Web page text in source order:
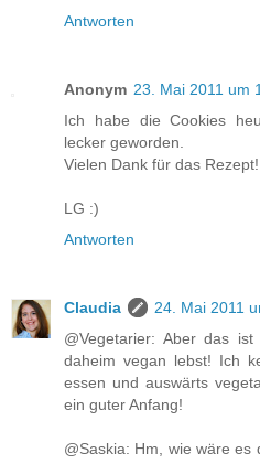
Antworten
Anonym 23. Mai 2011 um
Ich habe die Cookies
lecker geworden.
Vielen Dank für das Rezept!
LG :)
Antworten
Claudia
24. Mai 2011
@Vegetarier: Aber das
daheim vegan lebst! Ich
essen und auswärts
ein guter Anfang!
@Saskia: Hm, wie wäre es